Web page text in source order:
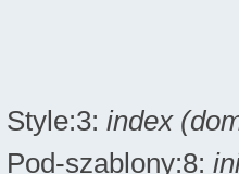
Style:3: index
Pod-szablony:8: